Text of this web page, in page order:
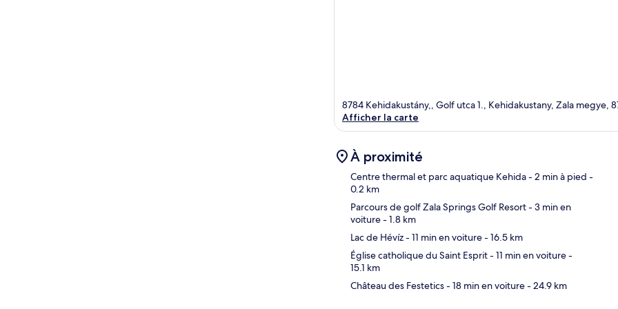
8784 Kehidakustány,, Golf utca 1., Kehidakustany, Zala megye,
Afficher la carte
À proximité
Centre thermal et parc aquatique Kehida- 2 min à pied -
0.2 km
Parcours de golf Zala Springs Golf Resort- 3 min en
voiture- 1.8 km
Lac de Hévíz- 11 min en voiture- 16.5 km
Église catholique du Saint Esprit- 11 min en voiture-
15.1 km
Château des Festetics- 18 min en voiture- 24.9 km